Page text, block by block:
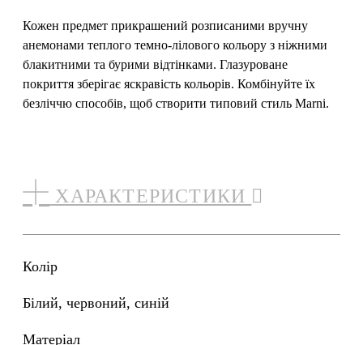
Кожен предмет прикрашений розписаними вручну
анемонами теплого темно-лілового кольору з ніжними
блакитними та бурими відтінками. Глазуроване
покриття зберігає яскравість кольорів. Комбінуйте їх
безліччю способів, щоб створити типовий стиль Marni.
ХАРАКТЕРИСТИКИ
Колір
білий, червоний, синій
Матеріал